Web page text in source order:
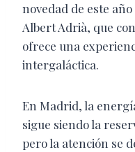
novedad de este
Albert Adrià, que
ofrece una
intergaláctica.
En Madrid, la
sigue siendo la
pero la atención se